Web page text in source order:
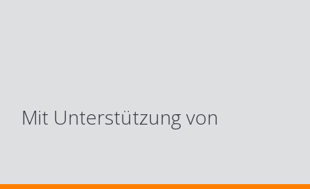
Mit Unterstützung von